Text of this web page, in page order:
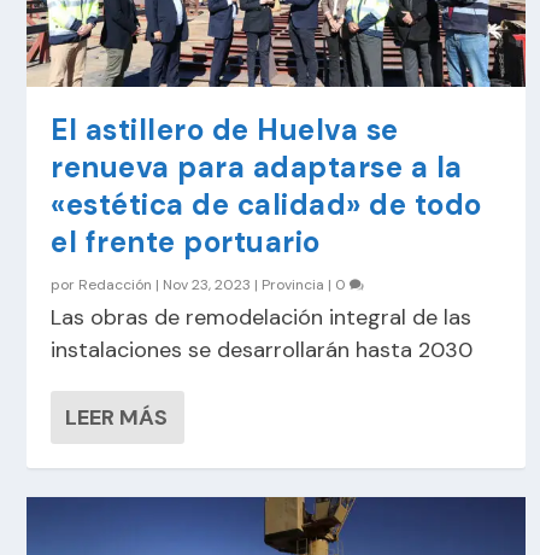
El astillero de Huelva se
renueva para adaptarse a la
«estética de calidad» de todo
el frente portuario
por Redacción | Nov 23, 2023 | Provincia | 0
Las obras de remodelación integral de las
instalaciones se desarrollarán hasta 2030
LEER MÁS